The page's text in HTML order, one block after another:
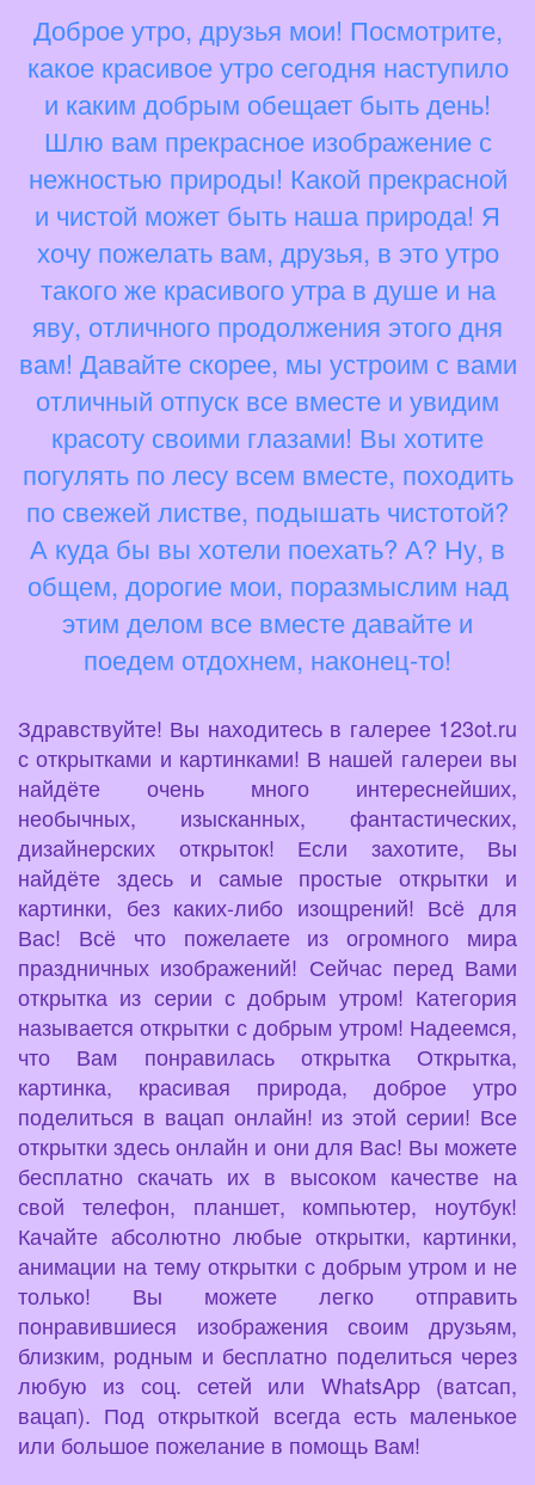
Доброе утро, друзья мои! Посмотрите,
какое красивое утро сегодня наступило
и каким добрым обещает быть день!
Шлю вам прекрасное изображение с
нежностью природы! Какой прекрасной
и чистой может быть наша природа! Я
хочу пожелать вам, друзья, в это утро
такого же красивого утра в душе и на
яву, отличного продолжения этого дня
вам! Давайте скорее, мы устроим с вами
отличный отпуск все вместе и увидим
красоту своими глазами! Вы хотите
погулять по лесу всем вместе, походить
по свежей листве, подышать чистотой?
А куда бы вы хотели поехать? А? Ну, в
общем, дорогие мои, поразмыслим над
этим делом все вместе давайте и
поедем отдохнем, наконец-то!
Здравствуйте! Вы находитесь в галерее 123ot.ru
с открытками и картинками! В нашей галереи вы
найдёте очень много интереснейших,
необычных, изысканных, фантастических,
дизайнерских открыток! Если захотите, Вы
найдёте здесь и самые простые открытки и
картинки, без каких-либо изощрений! Всё для
Вас! Всё что пожелаете из огромного мира
праздничных изображений! Сейчас перед Вами
открытка из серии с добрым утром! Категория
называется открытки с добрым утром! Надеемся,
что Вам понравилась открытка Открытка,
картинка, красивая природа, доброе утро
поделиться в вацап онлайн! из этой серии! Все
открытки здесь онлайн и они для Вас! Вы можете
бесплатно скачать их в высоком качестве на
свой телефон, планшет, компьютер, ноутбук!
Качайте абсолютно любые открытки, картинки,
анимации на тему открытки с добрым утром и не
только! Вы можете легко отправить
понравившиеся изображения своим друзьям,
близким, родным и бесплатно поделиться через
любую из соц. сетей или WhatsApp (ватсап,
вацап). Под открыткой всегда есть маленькое
или большое пожелание в помощь Вам!